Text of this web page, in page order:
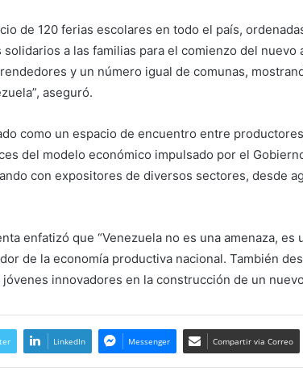
de 120 ferias escolares en todo el país,
a las familias para el comienzo del nuevo
y un número igual de comunas,
aseguró.
como un espacio de encuentro entre
del modelo económico impulsado por el
con expositores de diversos sectores, desde
enfatizó que “Venezuela no es una amenaza, es
de la economía productiva nacional. También
innovadores en la construcción de un
LinkedIn Messenger Compartir via Correo